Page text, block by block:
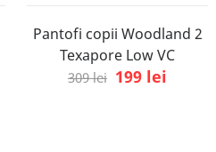
Pantofi copii Woodland 2
Texapore Low VC
309 lei 199 lei